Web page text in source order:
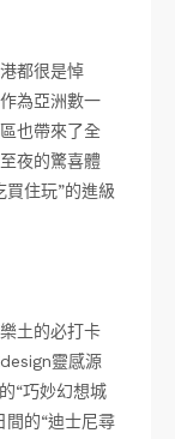
都很是悼
為亞洲數一
也帶來了全
夜的驚喜體
買住玩”的進級
土的必打卡
靈感源
“巧妙幻想城
間的“迪士尼尋